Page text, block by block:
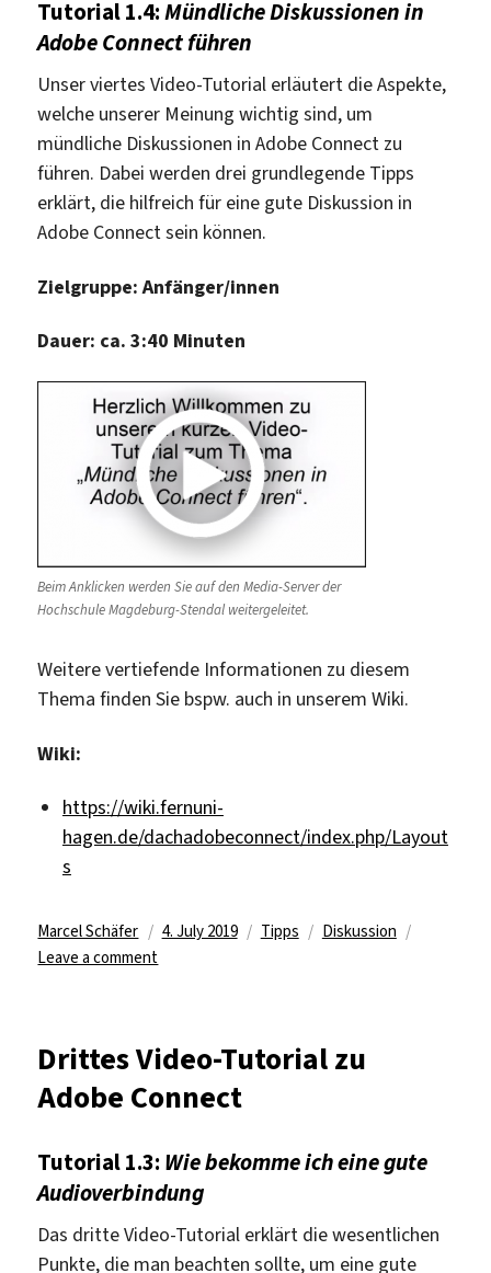
Tutorial 1.4:Mündliche Diskussionen in
Adobe Connect führen
Unser viertes Video-Tutorial erläutert die Aspekte,
welche unserer Meinung wichtig sind, um
mündliche Diskussionen in Adobe Connect zu
führen. Dabei werden drei grundlegende Tipps
erklärt, die hilfreich für eine gute Diskussion in
Adobe Connect sein können.
Zielgruppe: Anfänger/innen
Dauer: ca. 3:40 Minuten
Beim Anklicken werden Sie auf den Media-Server der
Hochschule Magdeburg-Stendal weitergeleitet.
Weitere vertiefende Informationen zu diesem
Thema finden Sie bspw. auch in unserem Wiki.
Wiki:
https://wiki.fernuni-
hagen.de/dachadobeconnect/index.php/Layout
s
Author
Marcel Schäfer
Posted
4. July 2019 Categories
Tipps Tags
Diskussion
Leave a comment
zu
Adobe
Connect
Drittes Video-Tutorial zu
Adobe Connect
Tutorial 1.3: Wie bekomme ich eine gute
Audioverbindung
Das dritte Video-Tutorial erklärt die wesentlichen
Punkte, die man beachten sollte, um eine gute